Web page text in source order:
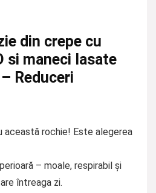
din crepe cu
si maneci lasate
Reduceri
această rochie! Este alegerea
– moale, respirabil și
întreaga zi.